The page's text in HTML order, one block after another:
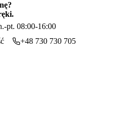
pt. 08:00-16:00
+48 730 730 705